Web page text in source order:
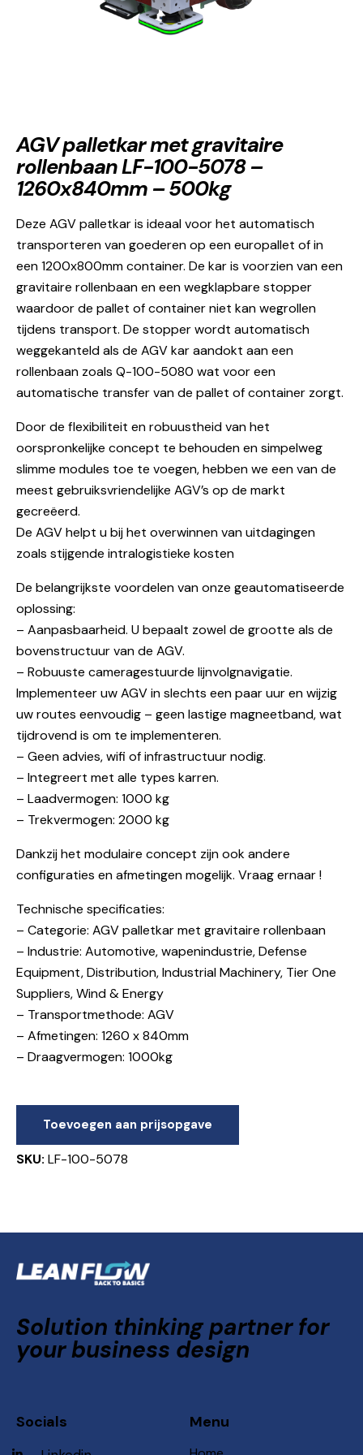
AGV palletkar met gravitaire
rollenbaan LF-100-5078 –
1260x840mm – 500kg
Deze AGV palletkar is ideaal voor het automatisch
transporteren van goederen op een europallet of in
een 1200x800mm container. De kar is voorzien van een
gravitaire rollenbaan en een wegklapbare stopper
waardoor de pallet of container niet kan wegrollen
tijdens transport. De stopper wordt automatisch
weggekanteld als de AGV kar aandokt aan een
rollenbaan zoals Q-100-5080 wat voor een
automatische transfer van de pallet of container zorgt.
Door de flexibiliteit en robuustheid van het
oorspronkelijke concept te behouden en simpelweg
slimme modules toe te voegen, hebben we een van de
meest gebruiksvriendelijke AGV’s op de markt
gecreëerd.
De AGV helpt u bij het overwinnen van uitdagingen
zoals stijgende intralogistieke kosten
De belangrijkste voordelen van onze geautomatiseerde
oplossing:
– Aanpasbaarheid. U bepaalt zowel de grootte als de
bovenstructuur van de AGV.
– Robuuste cameragestuurde lijnvolgnavigatie.
Implementeer uw AGV in slechts een paar uur en wijzig
uw routes eenvoudig – geen lastige magneetband, wat
tijdrovend is om te implementeren.
– Geen advies, wifi of infrastructuur nodig.
– Integreert met alle types karren.
– Laadvermogen: 1000 kg
– Trekvermogen: 2000 kg
Dankzij het modulaire concept zijn ook andere
configuraties en afmetingen mogelijk. Vraag ernaar !
Technische specificaties:
– Categorie: AGV palletkar met gravitaire rollenbaan
– Industrie: Automotive, wapenindustrie, Defense
Equipment, Distribution, Industrial Machinery, Tier One
Suppliers, Wind & Energy
– Transportmethode: AGV
– Afmetingen: 1260 x 840mm
– Draagvermogen: 1000kg
Toevoegen aan prijsopgave
SKU: LF-100-5078
Solution thinking partner for
your business design
Socials Menu